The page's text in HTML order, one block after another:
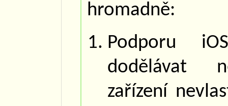
hromadně:
Podporu
dodělávat
zařízení